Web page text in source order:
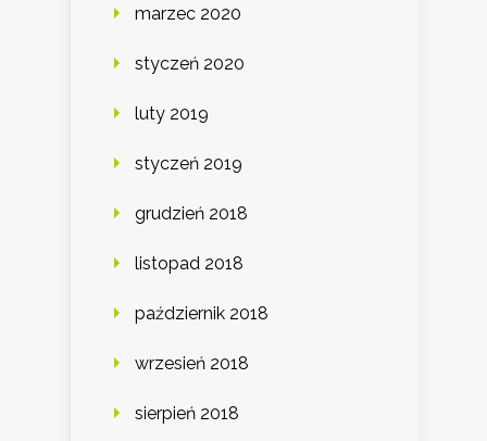
marzec 2020
styczeń 2020
luty 2019
styczeń 2019
grudzień 2018
listopad 2018
październik 2018
wrzesień 2018
sierpień 2018